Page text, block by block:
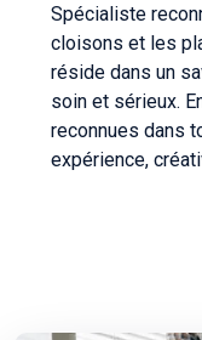
Spécialiste
cloisons et les
réside dans un
soin et sérieux.
reconnues dans
expérience,